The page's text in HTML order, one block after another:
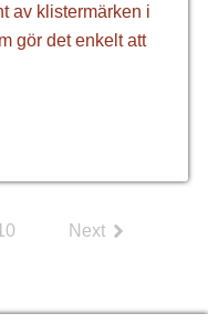
av klistermärken i
gör det enkelt att
Next